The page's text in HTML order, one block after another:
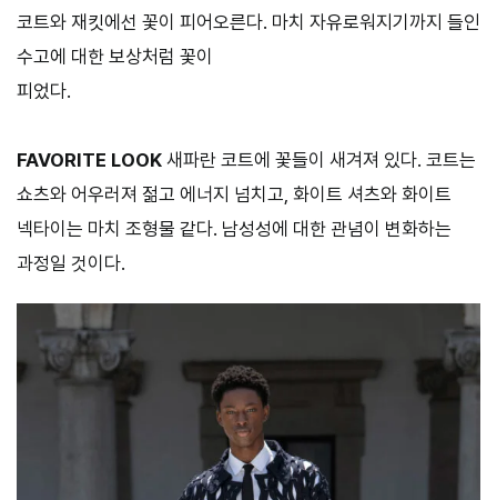
코트와 재킷에선 꽃이 피어오른다. 마치 자유로워지기까지 들인
수고에 대한 보상처럼 꽃이
피었다.
FAVORITE LOOK 새파란 코트에 꽃들이 새겨져 있다. 코트는
쇼츠와 어우러져 젊고 에너지 넘치고, 화이트 셔츠와 화이트
넥타이는 마치 조형물 같다. 남성성에 대한 관념이 변화하는
과정일 것이다.